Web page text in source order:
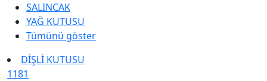
SALINCAK
YAĞ KUTUSU
Tümünü göster
DİŞLİ KUTUSU
1181